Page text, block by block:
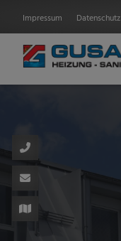
Impressum Datenschutz